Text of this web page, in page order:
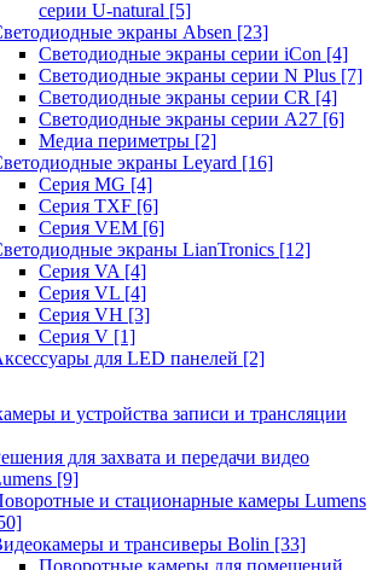
серии U-natural [5]
экраны Absen [23]
Светодиодные экраны серии iCon [4]
Светодиодные экраны серии N Plus [7]
Светодиодные экраны серии CR [4]
Светодиодные экраны серии А27 [6]
Медиа периметры [2]
экраны Leyard [16]
Серия MG [4]
Серия TXF [6]
Серия VEM [6]
экраны LianTronics [12]
Серия VA [4]
Серия VL [4]
Серия VH [3]
Серия V [1]
для LED панелей [2]
и устройства записи и трансляции
для захвата и передачи видео
[9]
и стационарные камеры Lumens
и трансиверы Bolin [33]
Поворотные камеры для помещений